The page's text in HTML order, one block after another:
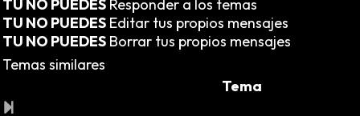
TU NO PUEDES Responder a los temas
TU NO PUEDES Editar tus propios mensajes
TU NO PUEDES Borrar tus propios mensajes
Temas similares
Tema